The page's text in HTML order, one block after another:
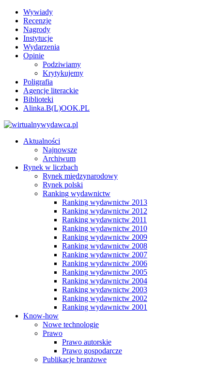
Wywiady
Recenzje
Nagrody
Instytucje
Wydarzenia
Opinie
Podziwiamy
Krytykujemy
Poligrafia
Agencje literackie
Biblioteki
Alinka.B(L)OOK.PL
Aktualności
Najnowsze
Archiwum
Rynek w liczbach
Rynek międzynarodowy
Rynek polski
Ranking wydawnictw
Ranking wydawnictw 2013
Ranking wydawnictw 2012
Ranking wydawnictw 2011
Ranking wydawnictw 2010
Ranking wydawnictw 2009
Ranking wydawnictw 2008
Ranking wydawnictw 2007
Ranking wydawnictw 2006
Ranking wydawnictw 2005
Ranking wydawnictw 2004
Ranking wydawnictw 2003
Ranking wydawnictw 2002
Ranking wydawnictw 2001
Know-how
Nowe technologie
Prawo
Prawo autorskie
Prawo gospodarcze
Publikacje branżowe